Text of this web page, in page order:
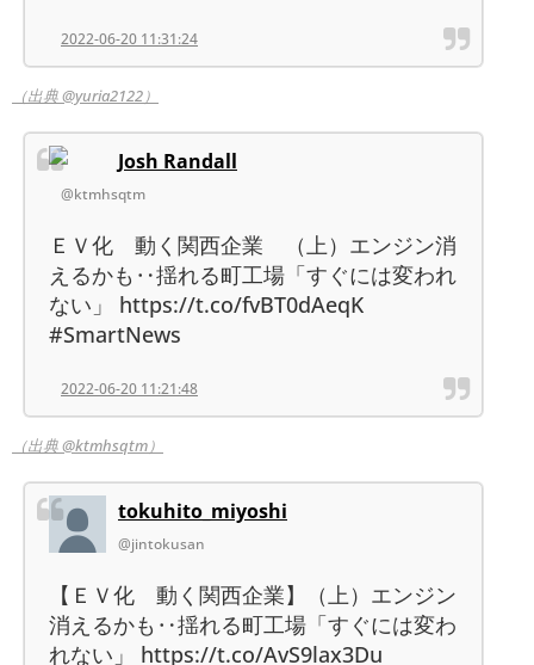
2022-06-20 11:31:24
（出典 @yuria2122）
Josh Randall
@ktmhsqtm
ＥＶ化 動く関西企業 （上）エンジン消
えるかも‥揺れる町工場「すぐには変われ
ない」 https://t.co/fvBT0dAeqK
#SmartNews
2022-06-20 11:21:48
（出典 @ktmhsqtm）
tokuhito_miyoshi
@jintokusan
【ＥＶ化 動く関西企業】（上）エンジン
消えるかも‥揺れる町工場「すぐには変わ
れない」 https://t.co/AvS9lax3Du